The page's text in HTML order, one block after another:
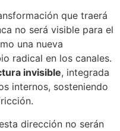
que traerá
no será visible para el
una nueva
radical en los canales.
invisible, integrada
internos, sosteniendo
dirección no serán